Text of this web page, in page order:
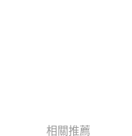
相關推薦